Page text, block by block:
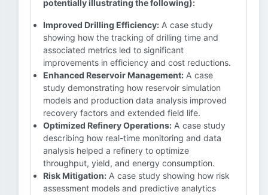
potentially illustrating the following):
Improved Drilling Efficiency: A case study
showing how the tracking of drilling time and
associated metrics led to significant
improvements in efficiency and cost reductions.
Enhanced Reservoir Management: A case
study demonstrating how reservoir simulation
models and production data analysis improved
recovery factors and extended field life.
Optimized Refinery Operations: A case study
describing how real-time monitoring and data
analysis helped a refinery to optimize
throughput, yield, and energy consumption.
Risk Mitigation: A case study showing how risk
assessment models and predictive analytics